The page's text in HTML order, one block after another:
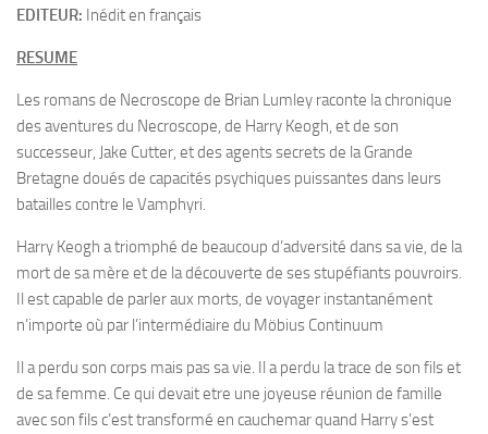
EDITEUR: Inédit en français
RESUME
Les romans de Necroscope de Brian Lumley raconte la chronique
des aventures du Necroscope, de Harry Keogh, et de son
successeur, Jake Cutter, et des agents secrets de la Grande
Bretagne doués de capacités psychiques puissantes dans leurs
batailles contre le Vamphyri.
Harry Keogh a triomphé de beaucoup d’adversité dans sa vie, de la
mort de sa mère et de la découverte de ses stupéfiants pouvroirs.
Il est capable de parler aux morts, de voyager instantanément
n’importe où par l’intermédiaire du Möbius Continuum
Il a perdu son corps mais pas sa vie. Il a perdu la trace de son fils et
de sa femme. Ce qui devait etre une joyeuse réunion de famille
avec son fils c’est transformé en cauchemar quand Harry s’est